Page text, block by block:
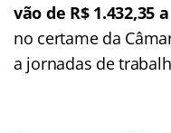
vão de R$ 1.432,35
no certame da
a jornadas de